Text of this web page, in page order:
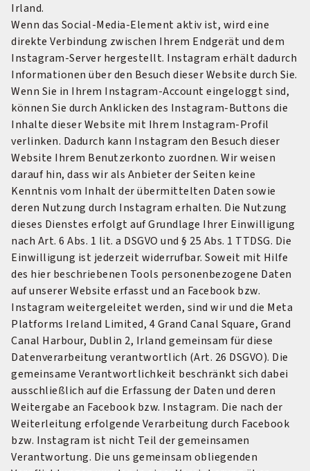
Irland.
Wenn das Social-Media-Element aktiv ist, wird eine
direkte Verbindung zwischen Ihrem Endgerät und dem
Instagram-Server hergestellt. Instagram erhält dadurch
Informationen über den Besuch dieser Website durch Sie.
Wenn Sie in Ihrem Instagram-Account eingeloggt sind,
können Sie durch Anklicken des Instagram-Buttons die
Inhalte dieser Website mit Ihrem Instagram-Profil
verlinken. Dadurch kann Instagram den Besuch dieser
Website Ihrem Benutzerkonto zuordnen. Wir weisen
darauf hin, dass wir als Anbieter der Seiten keine
Kenntnis vom Inhalt der übermittelten Daten sowie
deren Nutzung durch Instagram erhalten. Die Nutzung
dieses Dienstes erfolgt auf Grundlage Ihrer Einwilligung
nach Art. 6 Abs. 1 lit. a DSGVO und § 25 Abs. 1 TTDSG. Die
Einwilligung ist jederzeit widerrufbar. Soweit mit Hilfe
des hier beschriebenen Tools personenbezogene Daten
auf unserer Website erfasst und an Facebook bzw.
Instagram weitergeleitet werden, sind wir und die Meta
Platforms Ireland Limited, 4 Grand Canal Square, Grand
Canal Harbour, Dublin 2, Irland gemeinsam für diese
Datenverarbeitung verantwortlich (Art. 26 DSGVO). Die
gemeinsame Verantwortlichkeit beschränkt sich dabei
ausschließlich auf die Erfassung der Daten und deren
Weitergabe an Facebook bzw. Instagram. Die nach der
Weiterleitung erfolgende Verarbeitung durch Facebook
bzw. Instagram ist nicht Teil der gemeinsamen
Verantwortung. Die uns gemeinsam obliegenden